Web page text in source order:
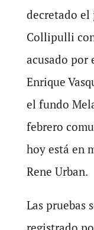
decretado el
Collipulli
acusado por
Enrique
el fundo
febrero
hoy está en
Rene Urban.
Las pruebas